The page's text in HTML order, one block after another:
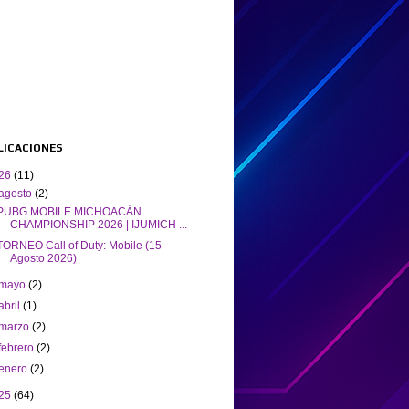
(11)
(2)
MOBILE MICHOACÁN
CHAMPIONSHIP 2026 | IJUMICH ...
Call of Duty: Mobile (15
Agosto 2026)
(2)
(1)
(2)
(2)
(2)
(64)